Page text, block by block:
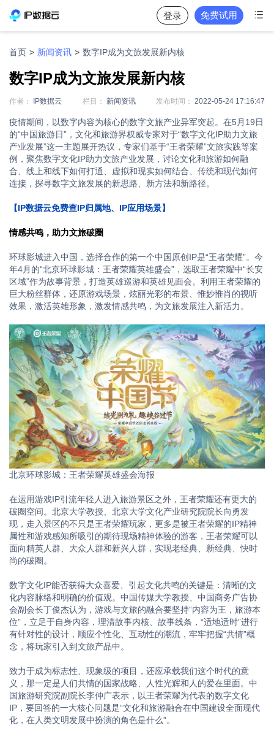
登录 免费试用 
首页 > 新闻资讯 > 数字IP成为文旅发展新内核
数字IP成为文旅发展新内核
作者： IP数据云 栏目： 新闻资讯 发布时间： 2022-05-24 17:16:47
疫情期间，以数字内容为核心的数字文旅产业异军突起。在5月19日
的“中国旅游日”，文化和旅游界权威专家对于“数字文化IP助力文旅
产业发展”这一主题展开热议，专家们基于“王者荣耀”文旅实践等案
例，聚焦数字文化IP助力文旅产业发展，讨论文化和旅游如何融
合、线上和线下如何打通、虚拟和现实如何结合、传统和现代如何
连接，探寻数字文旅发展的新思路、新方法和新路径。
【IP数据云免费查IP归属地、IP应用场景】
情感共鸣，助力文旅破圈
环球影城进入中国，选择合作的第一个中国原创IP是“王者荣耀”。今
年4月的“北京环球影城：王者荣耀英雄盛会”，选取王者荣耀中“长安
区域”作为故事背景，打造英雄巡游和英雄见面会。利用王者荣耀的
巨大粉丝群体，还原游戏场景，炫丽光彩的布景、惟妙惟肖的视听
效果，激活英雄形象，激发情感共鸣，为文旅发展注入新活力。
北京环球影城：王者荣耀英雄盛会海报
在运用游戏IP引流年轻人进入旅游景区之外，王者荣耀还有更大的
破圈空间。北京大学教授、北京大学文化产业研究院院长向勇发
现，走入景区的不只是王者荣耀玩家，更多是被王者荣耀的IP精神
属性和游戏感知所吸引的期待现场精神体验的游客，王者荣耀可以
面向精英人群、大众人群和新兴人群，实现老经典、新经典、快时
尚的破圈。
数字文化IP能否获得大众喜爱、引起文化共鸣的关键是：清晰的文
化内容脉络和明确的价值观。中国传媒大学教授、中国商务广告协
会副会长丁俊杰认为，游戏与文旅的融合要坚持“内容为王，旅游本
位”，立足于自身内容，理清故事内核、故事线条，“适地适时”进行
有针对性的设计，顺应个性化、互动性的潮流，牢牢把握“共情”概
念，将玩家引入到文旅产品中。
致力于成为标志性、现象级的项目，还应承载我们这个时代的意
义，那一定是人们共情的国家战略、人性光辉和人的爱在里面。中
国旅游研究院副院长李仲广表示，以王者荣耀为代表的数字文化
IP，要回答的一大核心问题是“文化和旅游融合在中国建设全面现代
化，在人类文明发展中扮演的角色是什么”。